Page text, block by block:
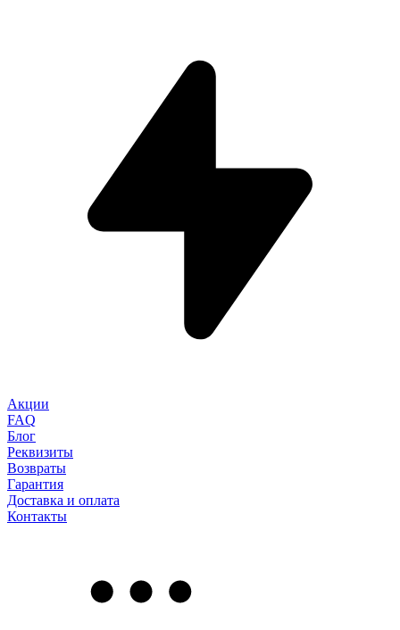
Акции
FAQ
Блог
Реквизиты
Возвраты
Гарантия
Доставка и оплата
Контакты